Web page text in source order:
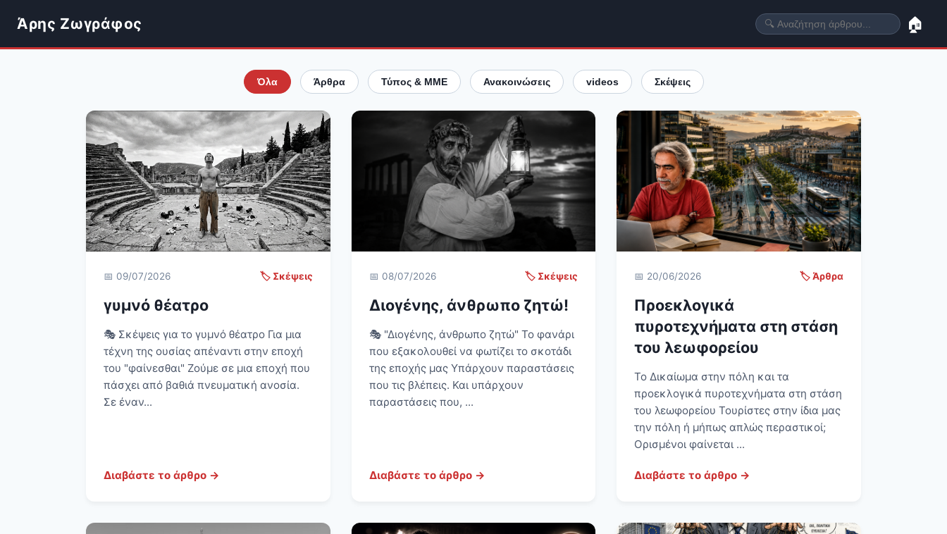
Άρης Ζωγράφος 🏠
Όλα Άρθρα Τύπος & ΜΜΕ Ανακοινώσεις videos Σκέψεις
📅 09/07/2026 🏷️ Σκέψεις
γυμνό θέατρο
🎭 Σκέψεις για το γυμνό θέατρο Για μια
τέχνη της ουσίας απέναντι στην εποχή
του "φαίνεσθαι" Ζούμε σε μια εποχή που
πάσχει από βαθιά πνευματική ανοσία.
Σε έναν...
Διαβάστε το άρθρο →
📅 08/07/2026 🏷️ Σκέψεις
Διογένης, άνθρωπο ζητώ!
🎭 "Διογένης, άνθρωπο ζητώ" Το φανάρι
που εξακολουθεί να φωτίζει το σκοτάδι
της εποχής μας Υπάρχουν παραστάσεις
που τις βλέπεις. Και υπάρχουν
παραστάσεις που, ...
Διαβάστε το άρθρο →
📅 20/06/2026 🏷️ Άρθρα
Προεκλογικά
πυροτεχνήματα στη στάση
του λεωφορείου
Το Δικαίωμα στην πόλη και τα
προεκλογικά πυροτεχνήματα στη στάση
του λεωφορείου Τουρίστες στην ίδια μας
την πόλη ή μήπως απλώς περαστικοί;
Ορισμένοι φαίνεται ...
Διαβάστε το άρθρο →